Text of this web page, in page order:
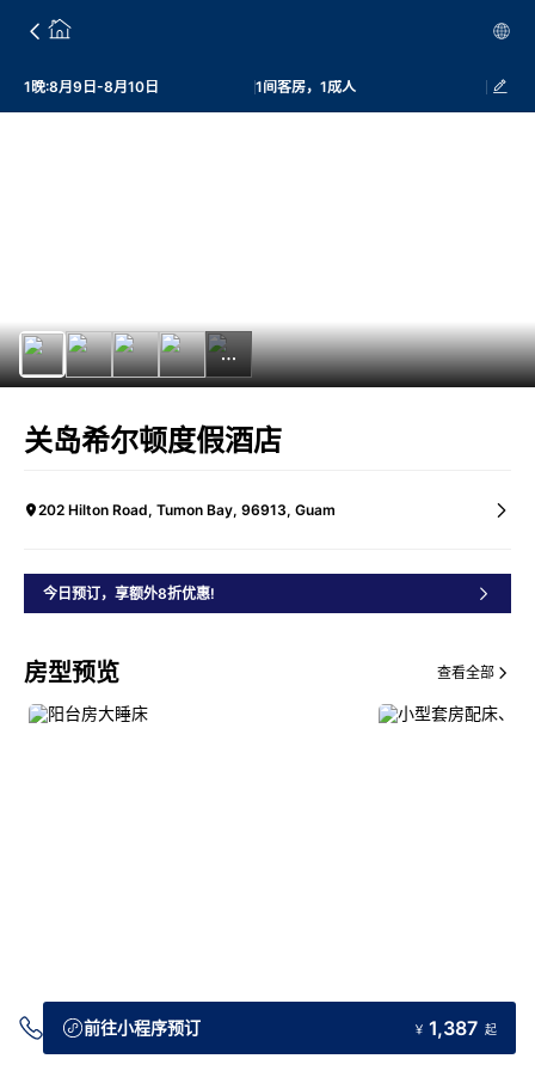
1晚:8月9日-8月10日 1间客房，1成人
关岛希尔顿度假酒店
202 Hilton Road, Tumon Bay, 96913, Guam
今日预订，享额外8折优惠!
房型预览 查看全部
交通指引前往小程序预订 ￥ 1,387 起